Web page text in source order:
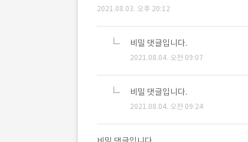
2021.08.03. 오후 20:12
비밀 댓글입니다.
2021.08.04. 오전 09:07
비밀 댓글입니다.
2021.08.04. 오전 09:24